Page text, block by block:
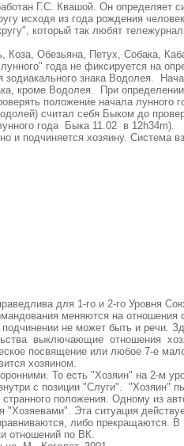
Г.С. Квашой. Он определяет
исходя из года рождения
который так любят
Коза, Обезьяна, Петух, Собака,
года не фиксируется на
знака Водолея.
кроме Водолея. При
положение начала лунного
считал себя Быком до
года Быка 11.02 в 12h34m).
и подчиняется хозяину. Система
для 1-го и 2-го Уровня
меняются на отношения
не может быть и речи.
выключающие отношения
посвящение или любое 7-е
хозяином.
То есть "Хозяин" на 2-м
с позиции "Слуги". "Хозяин"
положения. Одному из
Эта ситуация
либо прекращаются. В
отношений по ВК.